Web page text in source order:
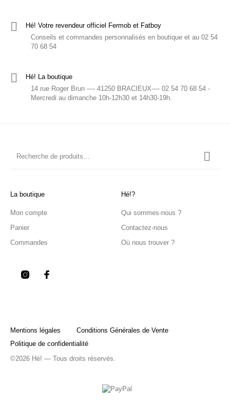
Hé! Votre revendeur officiel Fermob et Fatboy
Conseils et commandes personnalisés en boutique et au 02 54
70 68 54
Hé! La boutique
14 rue Roger Brun ---- 41250 BRACIEUX---- 02 54 70 68 54 -
Mercredi au dimanche 10h-12h30 et 14h30-19h.
La boutique
Mon compte
Panier
Commandes
Hé!?
Qui sommes-nous ?
Contactez-nous
Où nous trouver ?
Mentions légales
Conditions Générales de Vente
Politique de confidentialité
©2026 Hé! — Tous droits réservés.